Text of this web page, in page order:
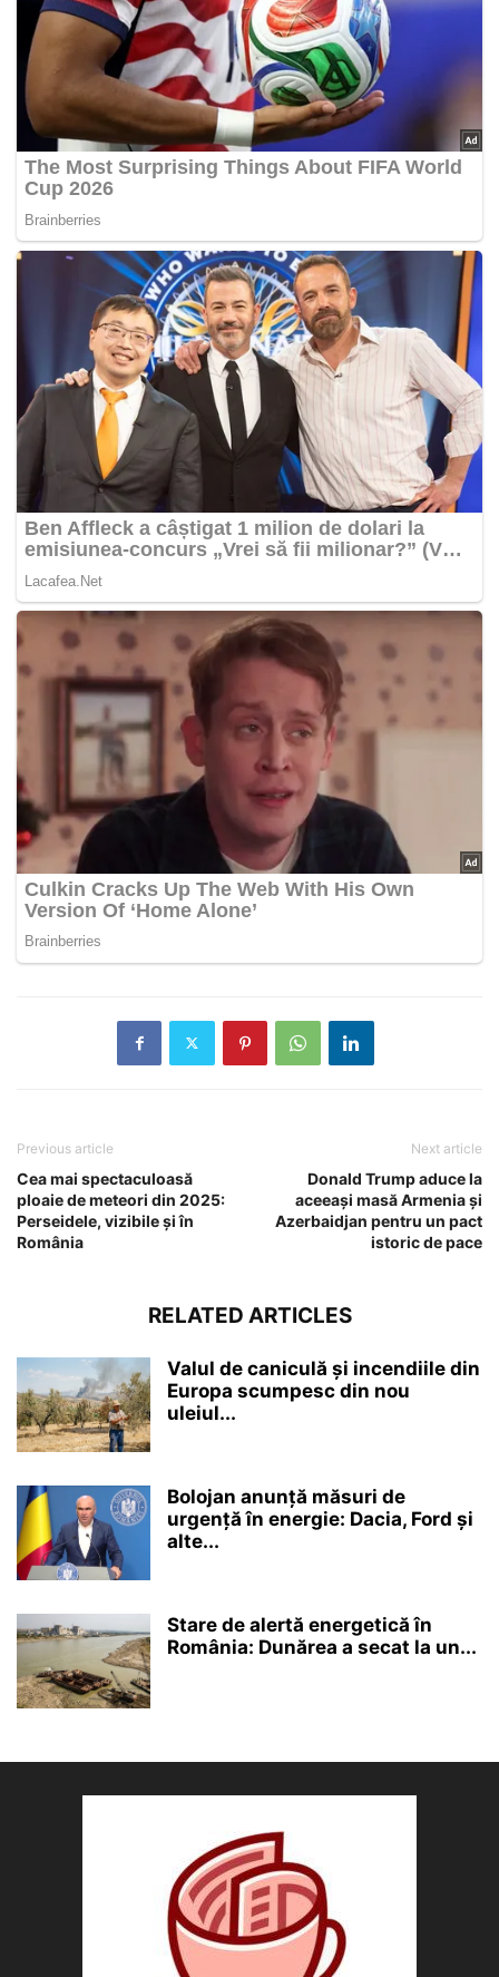
Previous article
Cea mai spectaculoasă
ploaie de meteori din 2025:
Perseidele, vizibile și în
România
Next article
Donald Trump aduce la
aceeași masă Armenia și
Azerbaidjan pentru un pact
istoric de pace
RELATED ARTICLES
Valul de caniculă și incendiile din
Europa scumpesc din nou
uleiul...
Bolojan anunță măsuri de
urgență în energie: Dacia, Ford și
alte...
Stare de alertă energetică în
România: Dunărea a secat la un...